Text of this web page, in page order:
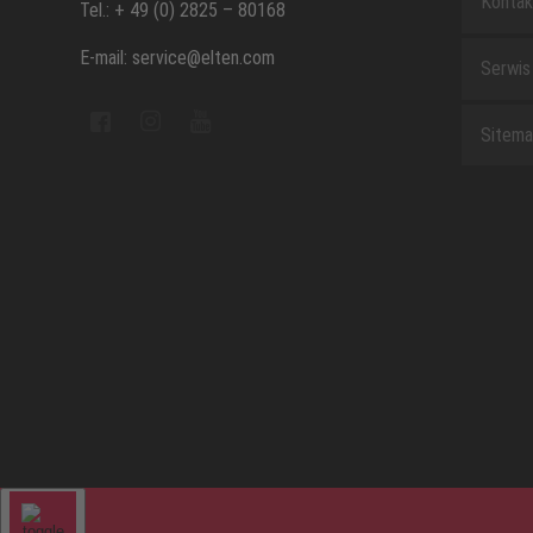
Tel.: + 49 (0) 2825 – 80168
E-mail: service@elten.com